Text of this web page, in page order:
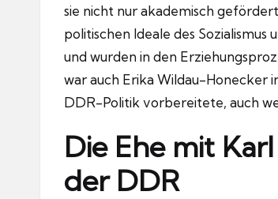
sie nicht nur akademisch
politischen Ideale des
und wurden in den
war auch Erika Wildau-Honecker
DDR-Politik vorbereitete, auch
Die Ehe mit
der DDR